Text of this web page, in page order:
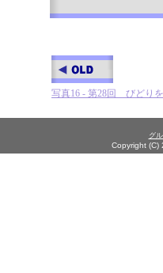
写真16 - 第28回 びどり
グ
Copyright (C)